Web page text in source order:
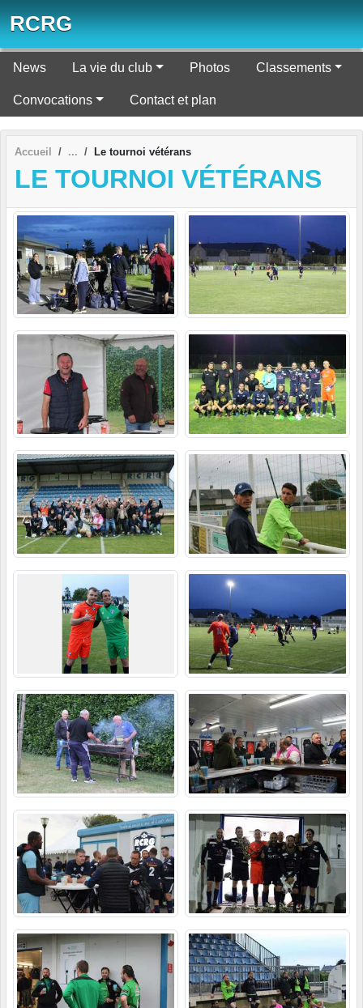
RCRG
News La vie du club Photos Classements
Convocations Contact et plan
Accueil Le tournoi vétérans
LE TOURNOI VÉTÉRANS